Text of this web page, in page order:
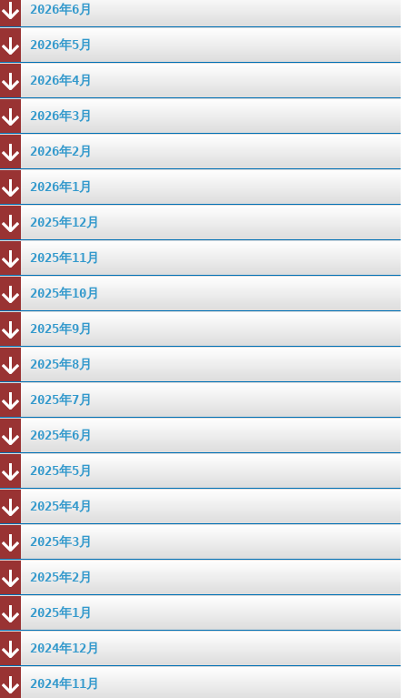
2026年6月
2026年5月
2026年4月
2026年3月
2026年2月
2026年1月
2025年12月
2025年11月
2025年10月
2025年9月
2025年8月
2025年7月
2025年6月
2025年5月
2025年4月
2025年3月
2025年2月
2025年1月
2024年12月
2024年11月